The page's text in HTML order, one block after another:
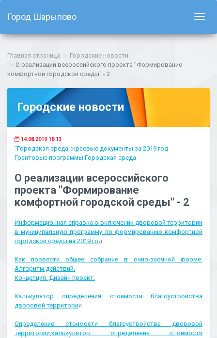
Город Шарыпово
Главная страница
Городские новости
О реализации всероссийского проекта "Формирование
комфортной городской среды" - 2
Городские новости
14.08.2019 18:13
"Городская среда":краевые документы за 2019 год
Грантовые программы:Городская среда
О реализации всероссийского
проекта "Формирование
комфортной городской среды" - 2
Информационная справка о включении дворовой территории
в муниципальную программу по формированию комфортной
городской среды на 2019 год
Как провести общее собрание в очно-заочной форме.
Алгоритм действий.
Концепция. Дизайн проект.
Калькулятор определения стоимости благоустройства
дворовой территории
Определение стоимости благоустройства дворовой
территории,калькулятор определения стоимости